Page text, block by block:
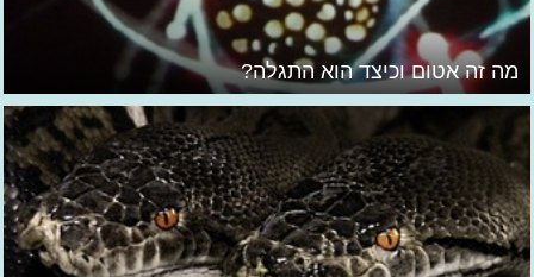
מה זה אטום וכיצד הוא התגלה?